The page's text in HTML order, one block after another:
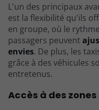
L'un des principaux
est la flexibilité qu'ils
en groupe, où le
passagers peuvent
envies. De plus, les
grâce à des véhicules
entretenus.
Accès à des